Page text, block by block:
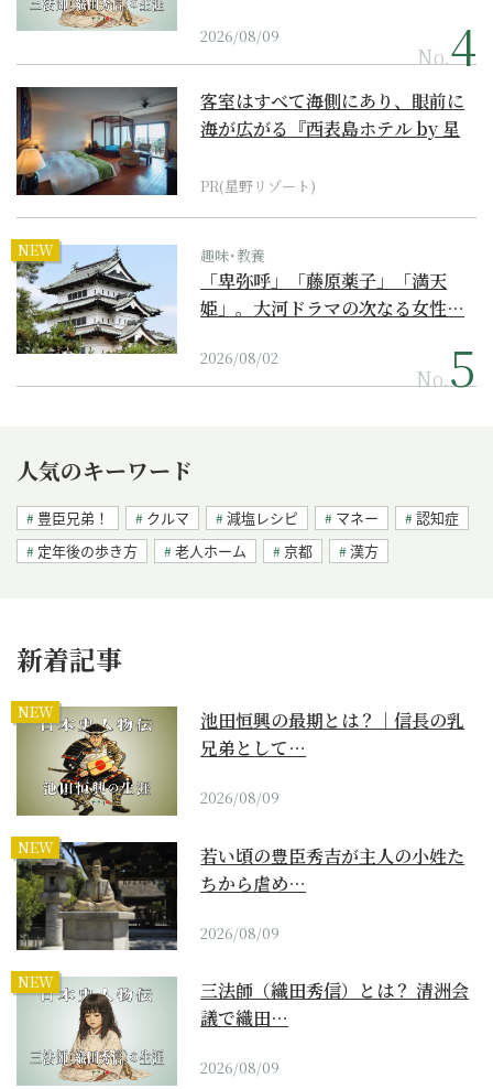
2026/08/09
No.
客室はすべて海側にあり、眼前に
海が広がる『西表島ホテル by 星
PR(星野リゾート)
NEW 趣味･教養
「卑弥呼」「藤原薬子」「満天
姫」。大河ドラマの次なる女性…
2026/08/02
No.
人気のキーワード
豊臣兄弟！ クルマ 減塩レシピ マネー
認知症
定年後の歩き方
老人ホーム 京都 漢方
新着記事
NEW
池田恒興の最期とは？｜信長の乳
兄弟として…
2026/08/09
NEW
若い頃の豊臣秀吉が主人の小姓た
ちから虐め…
2026/08/09
NEW
三法師（織田秀信）とは？ 清洲会
議で織田…
2026/08/09